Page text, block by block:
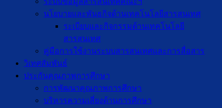
นโยบายและพันธกิจด้านเทคโนโลยีสารสนเทศ
ระเบียบและกิจกรรมด้านเทคโนโลยี
สารสนเทศ
คู่มือการใช้งานระบบสารสนเทศและการสื่อสาร
วิเทศสัมพันธ์
ประกันคุณภาพการศึกษา
การพัฒนาคุณภาพการศึกษา
บริหารความเสี่ยงด้านการศึกษา